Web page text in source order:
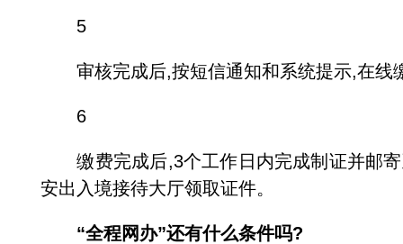
5
审核完成后,按短信通知和系统提示,在线
6
缴费完成后,3个工作日内完成制证并邮寄
安出入境接待大厅领取证件。
“全程网办”还有什么条件吗?